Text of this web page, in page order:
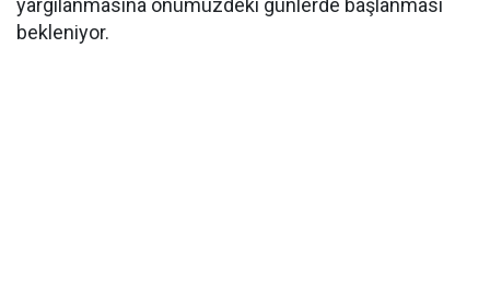
yargılanmasına önümüzdeki günlerde başlanması
bekleniyor.